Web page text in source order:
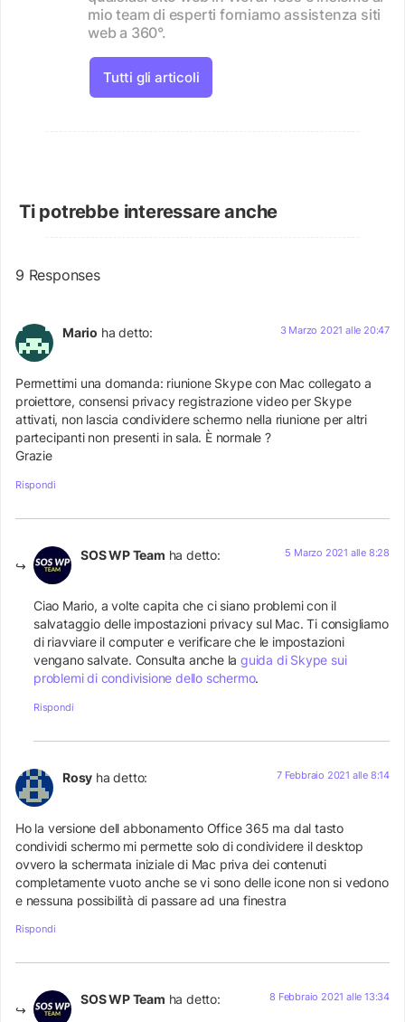
mio team di esperti forniamo assistenza siti
web a 360°.
Tutti gli articoli
Ti potrebbe interessare anche
9 Responses
Mario ha detto: 3 Marzo 2021 alle 20:47
Permettimi una domanda: riunione Skype con Mac collegato a
proiettore, consensi privacy registrazione video per Skype
attivati, non lascia condividere schermo nella riunione per altri
partecipanti non presenti in sala. È normale ?
Grazie
Rispondi
SOS WP Team ha detto: 5 Marzo 2021 alle 8:28
Ciao Mario, a volte capita che ci siano problemi con il
salvataggio delle impostazioni privacy sul Mac. Ti consigliamo
di riavviare il computer e verificare che le impostazioni
vengano salvate. Consulta anche laguida di Skype sui
problemi di condivisione dello schermo.
Rispondi
Rosy ha detto: 7 Febbraio 2021 alle 8:14
Ho la versione dell abbonamento Office 365 ma dal tasto
condividi schermo mi permette solo di condividere il desktop
ovvero la schermata iniziale di Mac priva dei contenuti
completamente vuoto anche se vi sono delle icone non si vedono
e nessuna possibilità di passare ad una finestra
Rispondi
SOS WP Team ha detto: 8 Febbraio 2021 alle 13:34